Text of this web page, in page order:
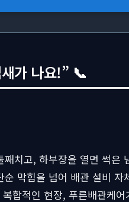
가 나요!” 📞
치고, 하부장을 열면 썩은
막힘을 넘어 배관 설비 자
합적인 현장, 푸른배관케